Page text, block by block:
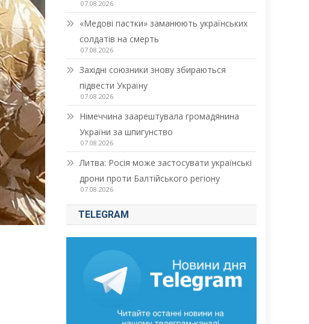
07.08.2026
«Медові пастки» заманюють українських
солдатів на смерть
07.08.2026
Західні союзники знову збираються
підвести Україну
07.08.2026
Німеччина заарештувала громадянина
України за шпигунство
07.08.2026
Литва: Росія може застосувати українські
дрони проти Балтійського регіону
07.08.2026
TELEGRAM